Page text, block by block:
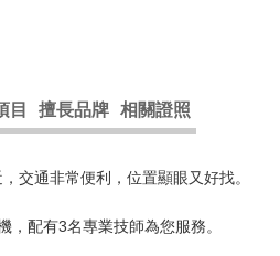
目 擅長品牌 相關證照
交通非常便利，位置顯眼又好找。
，配有3名專業技師為您服務。